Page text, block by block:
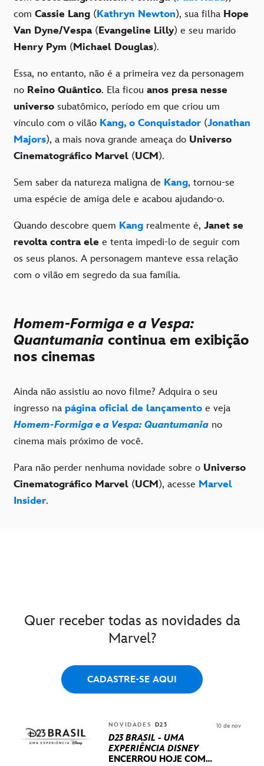
com Cassie Lang (Kathryn Newton), sua filha Hope
Van Dyne/Vespa(Evangeline Lilly) e seu marido
Henry Pym (Michael Douglas).
Essa, no entanto, não é a primeira vez da personagem
no Reino Quântico. Ela ficou anos presa nesse
universo subatômico, período em que criou um
vínculo com o vilão Kang, o Conquistador (Jonathan
Majors), a mais nova grande ameaça do Universo
Cinematográfico Marvel (UCM).
Sem saber da natureza maligna de Kang, tornou-se
uma espécie de amiga dele e acabou ajudando-o.
Quando descobre quem Kang realmente é, Janet se
revolta contra ele e tenta impedi-lo de seguir com
os seus planos. A personagem manteve essa relação
com o vilão em segredo da sua família.
Homem-Formiga e a Vespa:
Quantumania continua em exibição
nos cinemas
Ainda não assistiu ao novo filme? Adquira o seu
ingresso na página oficial de lançamento e veja
Homem-Formiga e a Vespa: Quantumania no
cinema mais próximo de você.
Para não perder nenhuma novidade sobre o Universo
Cinematográfico Marvel (UCM), acesse Marvel
Insider.
Quer receber todas as novidades da
Marvel?
CADASTRE-SE AQUI
NOVIDADES D23
D23 BRASIL - UMA
EXPERIÊNCIA DISNEY
ENCERROU HOJE COM
10 de nov